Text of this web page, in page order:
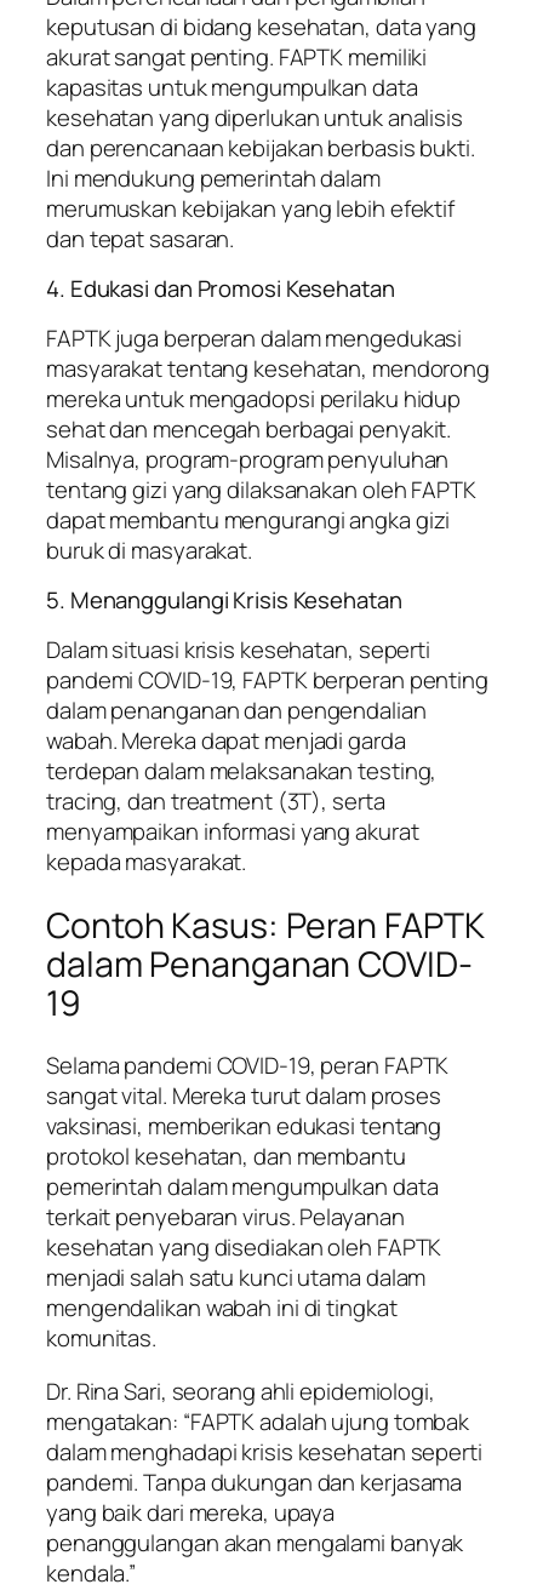
keputusan di bidang kesehatan, data yang
akurat sangat penting. FAPTK memiliki
kapasitas untuk mengumpulkan data
kesehatan yang diperlukan untuk analisis
dan perencanaan kebijakan berbasis bukti.
Ini mendukung pemerintah dalam
merumuskan kebijakan yang lebih efektif
dan tepat sasaran.
4. Edukasi dan Promosi Kesehatan
FAPTK juga berperan dalam mengedukasi
masyarakat tentang kesehatan, mendorong
mereka untuk mengadopsi perilaku hidup
sehat dan mencegah berbagai penyakit.
Misalnya, program-program penyuluhan
tentang gizi yang dilaksanakan oleh FAPTK
dapat membantu mengurangi angka gizi
buruk di masyarakat.
5. Menanggulangi Krisis Kesehatan
Dalam situasi krisis kesehatan, seperti
pandemi COVID-19, FAPTK berperan penting
dalam penanganan dan pengendalian
wabah. Mereka dapat menjadi garda
terdepan dalam melaksanakan testing,
tracing, dan treatment (3T), serta
menyampaikan informasi yang akurat
kepada masyarakat.
Contoh Kasus: Peran FAPTK
dalam Penanganan COVID-
19
Selama pandemi COVID-19, peran FAPTK
sangat vital. Mereka turut dalam proses
vaksinasi, memberikan edukasi tentang
protokol kesehatan, dan membantu
pemerintah dalam mengumpulkan data
terkait penyebaran virus. Pelayanan
kesehatan yang disediakan oleh FAPTK
menjadi salah satu kunci utama dalam
mengendalikan wabah ini di tingkat
komunitas.
Dr. Rina Sari, seorang ahli epidemiologi,
mengatakan: “FAPTK adalah ujung tombak
dalam menghadapi krisis kesehatan seperti
pandemi. Tanpa dukungan dan kerjasama
yang baik dari mereka, upaya
penanggulangan akan mengalami banyak
kendala.”